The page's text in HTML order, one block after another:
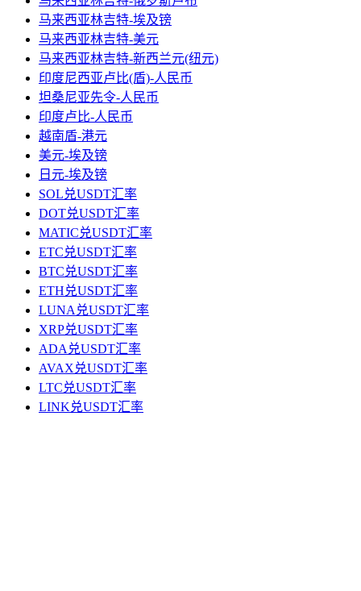
马来西亚林吉特-埃及镑
马来西亚林吉特-美元
马来西亚林吉特-新西兰元(纽元)
印度尼西亚卢比(盾)-人民币
坦桑尼亚先令-人民币
印度卢比-人民币
越南盾-港元
美元-埃及镑
日元-埃及镑
SOL兑USDT汇率
DOT兑USDT汇率
MATIC兑USDT汇率
ETC兑USDT汇率
BTC兑USDT汇率
ETH兑USDT汇率
LUNA兑USDT汇率
XRP兑USDT汇率
ADA兑USDT汇率
AVAX兑USDT汇率
LTC兑USDT汇率
LINK兑USDT汇率